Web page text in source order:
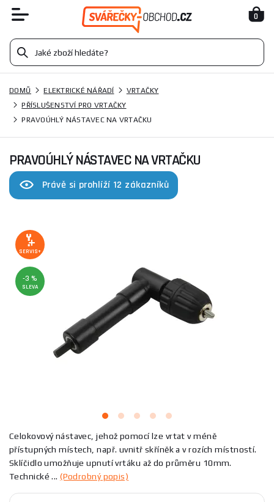
0
DOMŮ ELEKTRICKÉ NÁŘADÍ
VRTAČKY
PŘÍSLUŠENSTVÍ PRO VRTAČKY
PRAVOÚHLÝ NÁSTAVEC NA VRTAČKU
PRAVOÚHLÝ NÁSTAVEC NA VRTAČKU
Právě si prohlíží 12 zákazníků
SERVIS+
-3 %
SLEVA
Celokovový nástavec, jehož pomocí lze vrtat v méně
přístupných místech, např. uvnitř skříněk a v rozích místností.
Sklíčidlo umožňuje upnutí vrtáku až do průměru 10mm.
Technické ...(Podrobný popis)